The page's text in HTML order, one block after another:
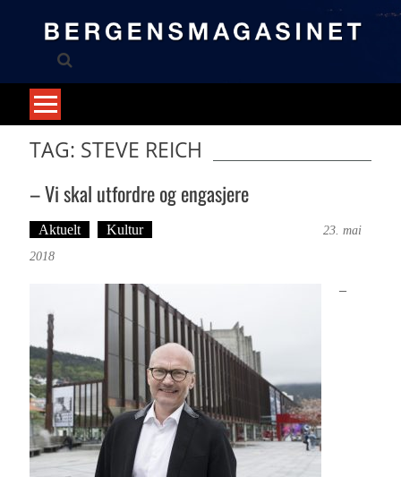
TAG: STEVE REICH
– Vi skal utfordre og engasjere
Aktuelt Kultur
23. mai
2018
–